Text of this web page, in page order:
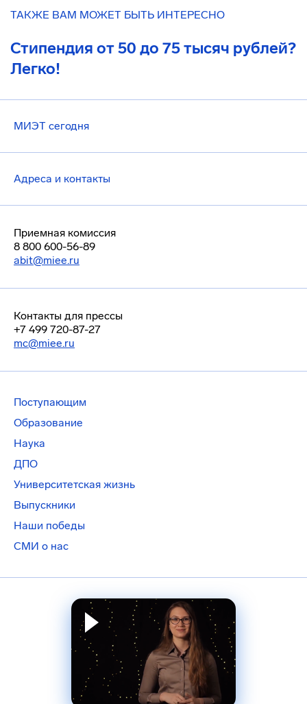
ТАКЖЕ ВАМ МОЖЕТ БЫТЬ ИНТЕРЕСНО
Стипендия от 50 до 75 тысяч рублей?
Легко!
МИЭТ сегодня
Адреса и контакты
Приемная комиссия
8 800 600-56-89
abit@miee.ru
Контакты для прессы
+7 499 720-87-27
mc@miee.ru
Поступающим
Образование
Наука
ДПО
Университетская жизнь
Выпускники
Наши победы
СМИ о нас